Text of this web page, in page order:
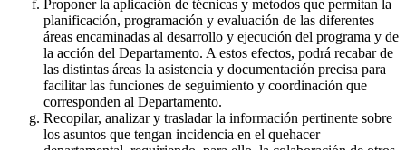
Proponer la aplicación de técnicas y métodos que permitan la
planificación, programación y evaluación de las diferentes
áreas encaminadas al desarrollo y ejecución del programa y de
la acción del Departamento. A estos efectos, podrá recabar de
las distintas áreas la asistencia y documentación precisa para
facilitar las funciones de seguimiento y coordinación que
corresponden al Departamento.
Recopilar, analizar y trasladar la información pertinente sobre
los asuntos que tengan incidencia en el quehacer